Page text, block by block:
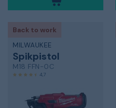
Back to work
MILWAUKEE
Spikpistol
M18 FFN-0C
4,7